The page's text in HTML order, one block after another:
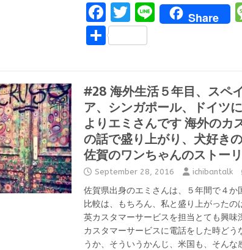
F
a
ce
o
o
k
T
w
it
r
Li
n
Share
S
e
#28 海外生活５年目、スペ
ア、シンガポール、ドイツ
よりエミさんです 海外のカ
の話で盛り上がり、犬好き
佐賀のワンちゃんのストー
September 28, 2016 ichibantalk
佐賀県出身のエミさんは、５年間で４か
比較は、もちろん、私と盛り上がったの
英カスタマーサービスを担当とても興味
カスタマーサービスに電話をした時どう
うか、そういうかんじ、米国も、そんな